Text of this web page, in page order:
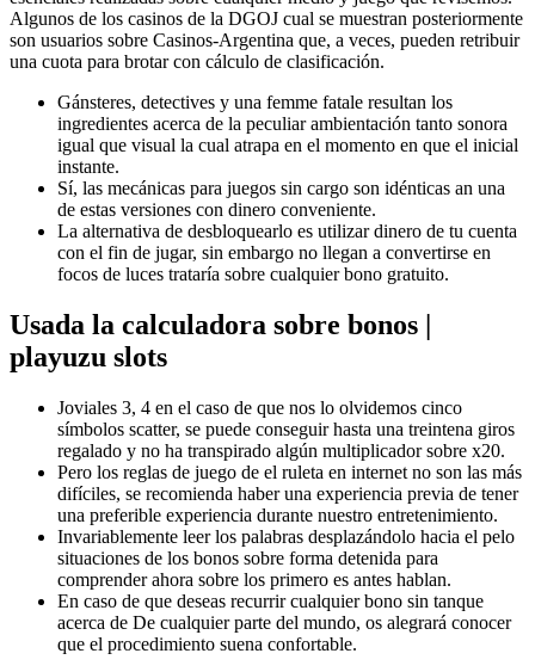
Algunos de los casinos de la DGOJ cual se muestran posteriormente
son usuarios sobre Casinos-Argentina que, a veces, pueden retribuir
una cuota para brotar con cálculo de clasificación.
Gánsteres, detectives y una femme fatale resultan los
ingredientes acerca de la peculiar ambientación tanto sonora
igual que visual la cual atrapa en el momento en que el inicial
instante.
Sí, las mecánicas para juegos sin cargo son idénticas an una
de estas versiones con dinero conveniente.
La alternativa de desbloquearlo es utilizar dinero de tu cuenta
con el fin de jugar, sin embargo no llegan a convertirse en
focos de luces trataría sobre cualquier bono gratuito.
Usada la calculadora sobre bonos |
playuzu slots
Joviales 3, 4 en el caso de que nos lo olvidemos cinco
símbolos scatter, se puede conseguir hasta una treintena giros
regalado y no ha transpirado algún multiplicador sobre x20.
Pero los reglas de juego de el ruleta en internet no son las más
difíciles, se recomienda haber una experiencia previa de tener
una preferible experiencia durante nuestro entretenimiento.
Invariablemente leer los palabras desplazándolo hacia el pelo
situaciones de los bonos sobre forma detenida para
comprender ahora sobre los primero es antes hablan.
En caso de que deseas recurrir cualquier bono sin tanque
acerca de De cualquier parte del mundo, os alegrará conocer
que el procedimiento suena confortable.